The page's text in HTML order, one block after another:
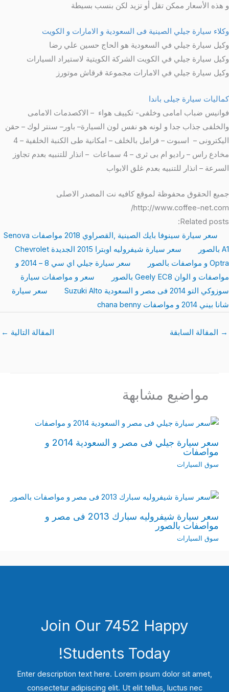
و هذه الأسعار ممكن تقل أو تزيد لكن بنسب بسيطة
وكلاء سيارة جيلي الصينية فى السعودية و الامارات و الكويت
وكيل سيارة جيلي في السعودية هو الحاج حسين علي رضا
وكيل سيارة جيلي في الكويت الشركة الكويتية لاستيراد السيارات
وكيل سيارة جيلي في الامارات مجموعة قرقاش موتورز
كماليات سيارة جيلى باندا
فوانيس ضباب امامى وخلفى- تكييف هواء – الاكصدمات الامامى
والخلفى جذاب جدا و لونه هو نفس لون السيارة– باور– سنتر لوك – حقن
اليكترونى – اسبوت – فرامل بالخلف – امكانية طى الكنبة الخلفية – 4
مخادع راس – راديو ام بى ثرى – 4 سماعات – انذار للتنبيه بعدم تجاوز
السرعة – انذار للتنبيه بعدم غلق الابواب
جميع الحقوق محفوظة لموقع كافيه نت المصدر الاصلى
http://www.coffee-net.com/
Related posts:
سعر سيارة سينوفا بايك الصينية ,القصراوي 2018 مواصفات Senova
A1 بالصور
سعر سيارة شيفروليه اوبترا 2015 الجديدة Chevrolet
Optra و مواصفات بالصور
سعر سيارة جيلي اي سي 8 – 2014 و
مواصفات و الوان Geely EC8 بالصور
سعر و مواصفات سيارة
سوزوكي التو 2014 فى مصر و السعودية Suzuki Alto
سعر سيارة
شانا بيني 2014 و مواصفات chana benny
→ المقالة السابقة المقالة التالية ←
مواضيع مشابهة
سعر سيارة جيلي فى مصر و السعودية 2014 و
مواصفات
سوق السيارات
سعر سيارة شيفروليه سبارك 2013 فى مصر و
مواصفات بالصور
سوق السيارات
Join Our 7452 Happy
Students​ Today!
Enter description text here. Lorem ipsum dolor sit amet,
consectetur adipiscing elit. Ut elit tellus, luctus nec